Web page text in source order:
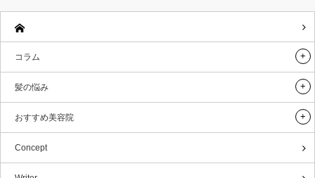
コラム
髪の悩み
おすすめ美容院
Concept